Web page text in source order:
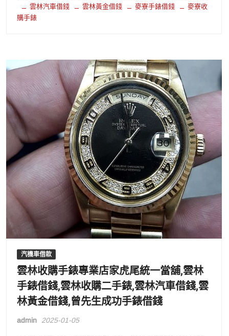
雲林汽車借錢
雲林黃金借錢 麥寮手錶借錢
麥寮收
購手錶
汽機車借款
雲林收購手錶專業店家虎尾統一當舖,雲林
手錶借錢,雲林收購二手錶,雲林汽車借錢,雲
林黃金借錢,曾先生成功手錶借錢
admin 2025-01-05